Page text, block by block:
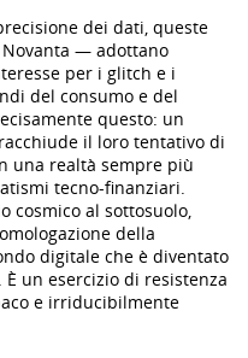
dei dati, queste
— adottano
per i glitch e i
del consumo e del
questo: un
il loro tentativo di
una realtà sempre più
tecno-finanziari.
cosmico al sottosuolo,
della
digitale che è diventato
un esercizio di resistenza
e irriducibilmente